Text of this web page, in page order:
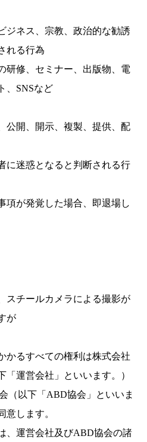
ジネス、宗教、政治的な勧誘
れる行為
研修、セミナー、出版物、電
、SNSなど
公開、開示、複製、提供、配
に迷惑となると判断される行
項が発覚した場合、即退場し
スチールカメラによる撮影が
が
かるすべての権利は株式会社
「運営会社」といいます。）
（以下「ABD協会」といいま
意します。
、運営会社及びABD協会の諸